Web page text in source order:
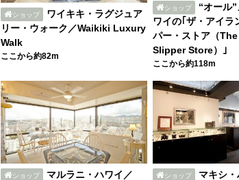
ショップ
ワイキキ・ラグジュア
リー・ウォーク／Waikiki Luxury
Walk
ここから約82m
ショップ
“オール
ワイの｢ザ・アイラ
パー・ストア（
Slipper Store）｣
ここから約118m
ショップ
マルラニ・ハワイ／
ショップ
マキシ・